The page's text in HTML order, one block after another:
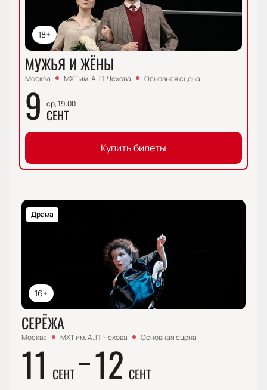
18+
МУЖЬЯ И ЖЁНЫ
Москва МХТ им. А. П. Чехова Основная сцена
9 ср, 19:00
СЕНТ
Купить билеты
16+
Драма
СЕРЁЖА
Москва МХТ им. А. П. Чехова Основная сцена
11 СЕНТ 12 СЕНТ